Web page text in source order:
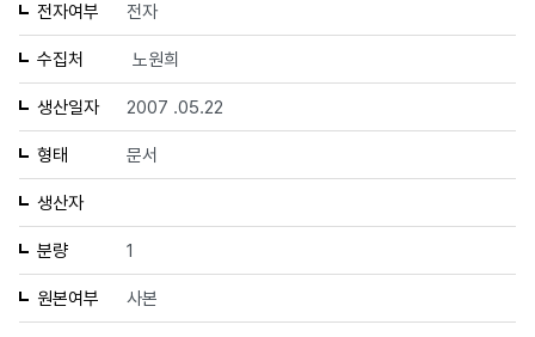
전자여부 전자
수집처 노원희
생산일자 2007 .05.22
형태 문서
생산자
분량 1
원본여부 사본